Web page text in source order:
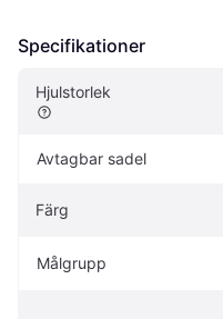
Specifikationer
Hjulstorlek
Avtagbar sadel
Färg
Målgrupp